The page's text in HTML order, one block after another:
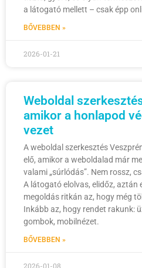
a látogató mellett – csak épp
BŐVEBBEN »
2026-01-21
Weboldal
amikor a honlapod
vezet
A weboldal szerkesztés
elő, amikor a weboldalad már
valami „súrlódás”. Nem rossz,
A látogató elolvas, elidőz, aztán
megoldás ritkán az, hogy még
Inkább az, hogy rendet rakunk:
gombok, mobilnézet.
BŐVEBBEN »
2026-01-08